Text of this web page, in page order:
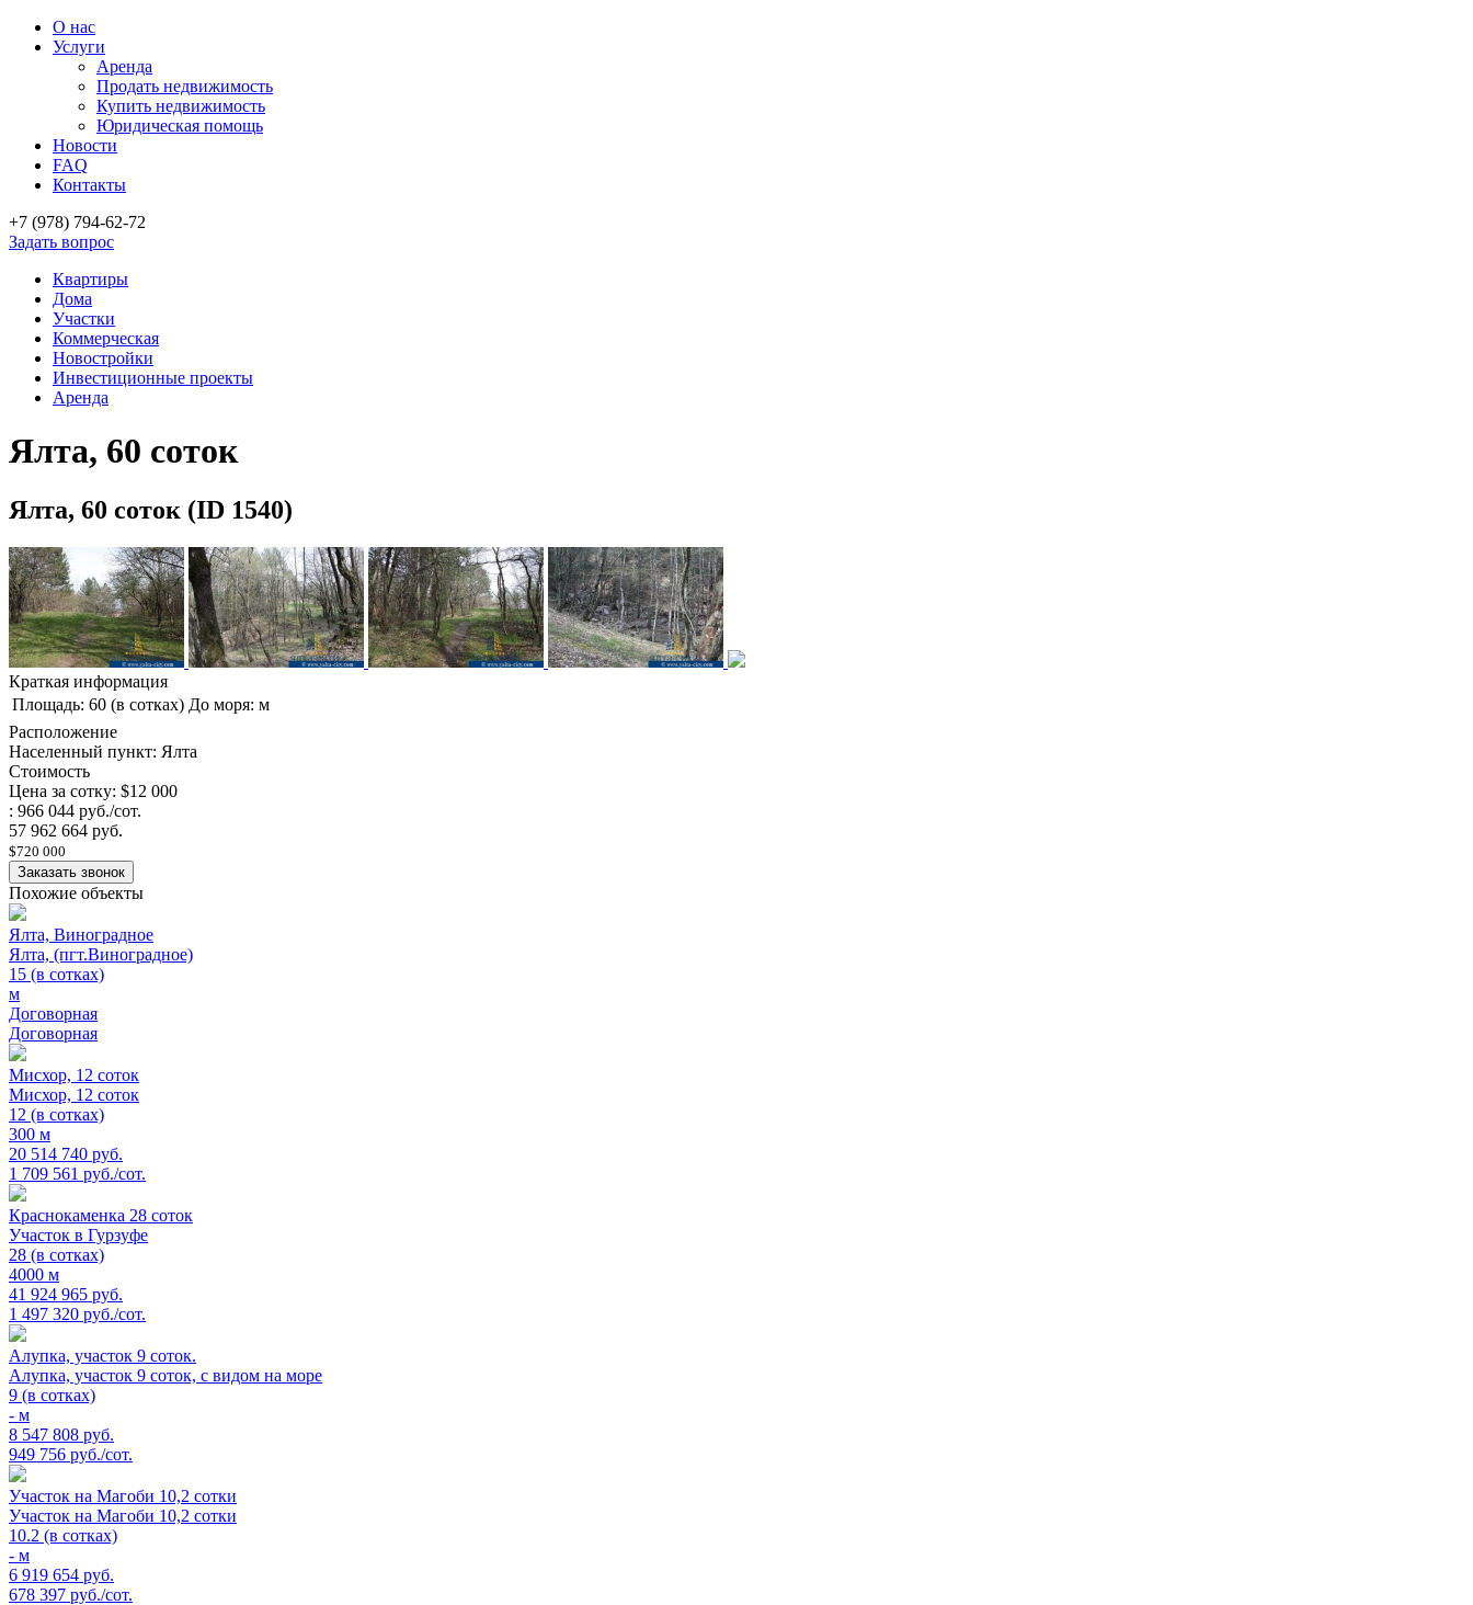
О нас
Услуги
Аренда
Продать недвижимость
Купить недвижимость
Юридическая помощь
Новости
FAQ
Контакты
+7 (978) 794-62-72
Задать вопрос
Квартиры
Дома
Участки
Коммерческая
Новостройки
Инвестиционные проекты
Аренда
Ялта, 60 соток
Ялта, 60 соток (ID 1540)
Краткая информация
Площадь: 60 (в сотках) До моря: м
Расположение
Населенный пункт: Ялта
Стоимость
Цена за сотку: $12 000
: 966 044 руб./сот.
57 962 664 руб.
$720 000
Заказать звонок
Похожие объекты
Ялта, Виноградное
Ялта, (пгт.Виноградное)
15 (в сотках)
м
Договорная
Договорная
Мисхор, 12 соток
Мисхор, 12 соток
12 (в сотках)
300 м
20 514 740 руб.
1 709 561 руб./сот.
Краснокаменка 28 соток
Участок в Гурзуфе
28 (в сотках)
4000 м
41 924 965 руб.
1 497 320 руб./сот.
Алупка, участок 9 соток.
Алупка, участок 9 соток, с видом на море
9 (в сотках)
- м
8 547 808 руб.
949 756 руб./сот.
Участок на Магоби 10,2 сотки
Участок на Магоби 10,2 сотки
10.2 (в сотках)
- м
6 919 654 руб.
678 397 руб./сот.